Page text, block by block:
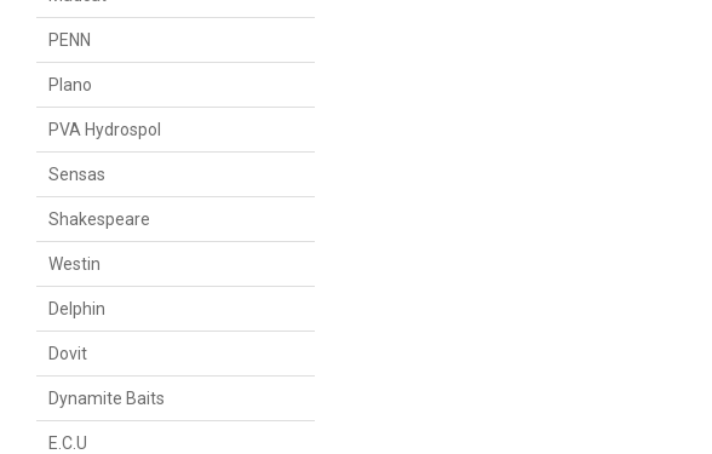
PENN
Plano
PVA Hydrospol
Sensas
Shakespeare
Westin
Delphin
Dovit
Dynamite Baits
E.C.U